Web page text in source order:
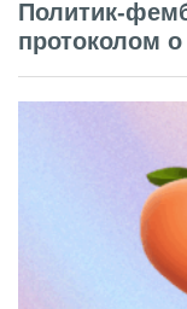
Политик-
протоколом